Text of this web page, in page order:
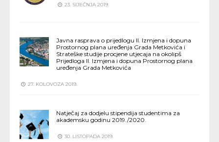
23. SIJEČNJA 2019.
Javna rasprava o prijedlogu II. Izmjena i dopuna
Prostornog plana uređenja Grada Metkovića i
Strateške studije procjene utjecaja na okolipš
Prijedloga II. Izmjena i dopuna Prostornog plana
uređenja Grada Metkovića
27. KOLOVOZA 2019.
Natječaj za dodjelu stipendija studentima za
akademsku godinu 2019./2020.
30. LISTOPADA 2019.